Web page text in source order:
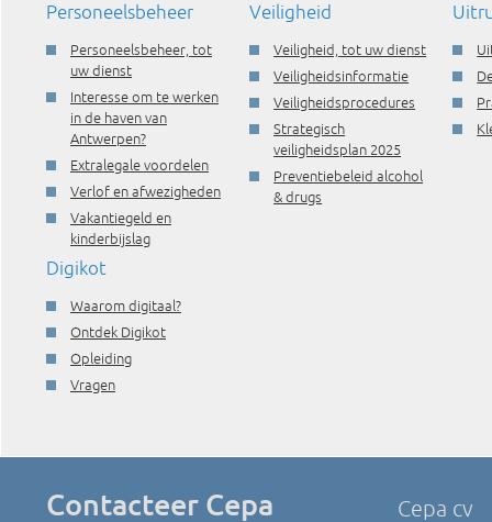
Personeelsbeheer
Personeelsbeheer, tot
uw dienst
Interesse om te werken
in de haven van
Antwerpen?
Extralegale voordelen
Verlof en afwezigheden
Vakantiegeld en
kinderbijslag
Veiligheid
Veiligheid, tot uw dienst
Veiligheidsinformatie
Veiligheidsprocedures
Strategisch
veiligheidsplan 2025
Preventiebeleid alcohol
& drugs
Digikot
Waarom digitaal?
Ontdek Digikot
Opleiding
Vragen
Contacteer Cepa Cepa cv